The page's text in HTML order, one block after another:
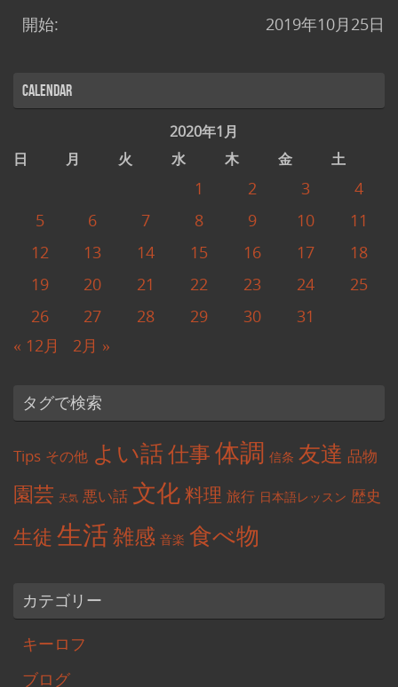
2019年10月25日
開始:
Calendar
2020年1月
日
月 火 水 木 金 土
1 2 3
4
5
6 7 8 9 10
11
12
13 14 15 16 17
18
19
20 21 22 23 24
25
26
27 28 29 30
31
« 12月
2月 »
タグで検索
Tips その他 よい話仕事体調 信条 友達 品物
園芸 天気 悪い話 文化料理 旅行 日本語レッスン 歴史
生徒 生活雑感 音楽 食べ物
カテゴリー
キーロフ
ブログ